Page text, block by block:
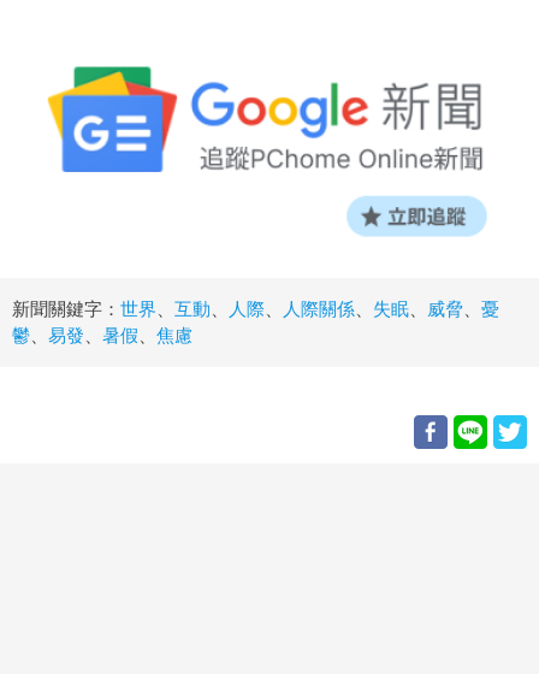
新聞關鍵字： 世界 互動 人際 人際關係 失眠 威脅
憂
鬱
易發 暑假 焦慮